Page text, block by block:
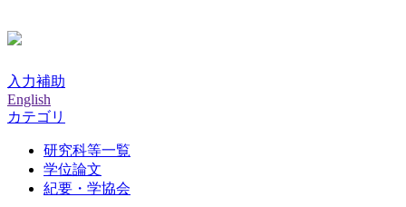
入力補助
English
カテゴリ
研究科等一覧
学位論文
紀要・学協会